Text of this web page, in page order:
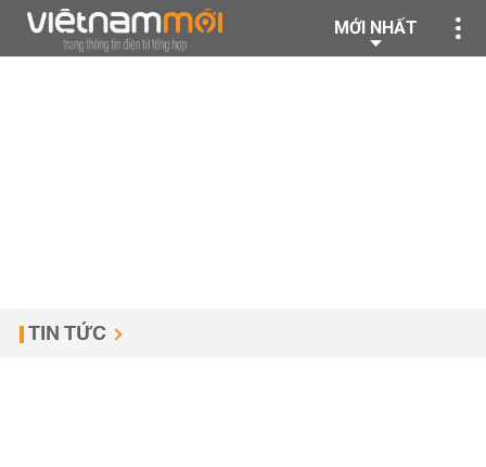
MỚI NHẤT
TIN TỨC